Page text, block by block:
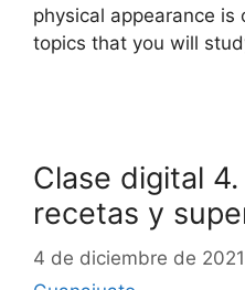
physical appearance is
topics that you will
Clase digital
recetas y
4 de diciembre de 2021